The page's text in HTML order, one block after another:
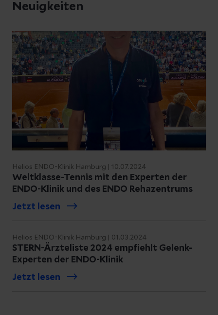
Neuigkeiten
Helios ENDO-Klinik Hamburg | 10.07.2024
Weltklasse-Tennis mit den Experten der
ENDO-Klinik und des ENDO Rehazentrums
Jetzt lesen
Helios ENDO-Klinik Hamburg | 01.03.2024
STERN-Ärzteliste 2024 empfiehlt Gelenk-
Experten der ENDO-Klinik
Jetzt lesen